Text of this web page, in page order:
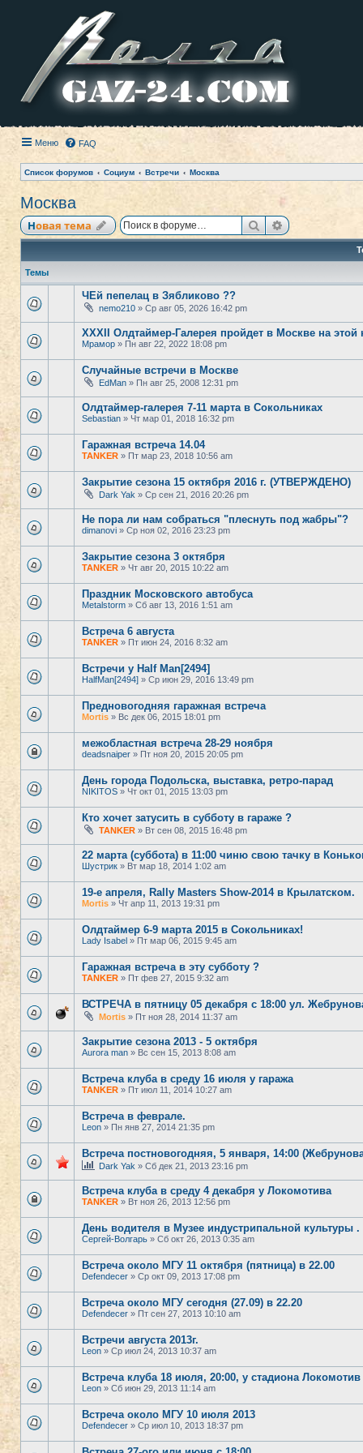
Меню FAQ
Список форумов Социум Встречи Москва
Москва
Новая тема ПоискРасширенный
Темы
ЧЕй пепелац в Зябликово ??
nemo210 » Ср авг 05, 2026 16:42 pm
XXXII Олдтаймер-Галерея пройдет в Москве на этой
Мрамор » Пн авг 22, 2022 18:08 pm
Случайные встречи в Москве
EdMan » Пн авг 25, 2008 12:31 pm
Олдтаймер-галерея 7-11 марта в Сокольниках
Sebastian » Чт мар 01, 2018 16:32 pm
Гаражная встреча 14.04
TANKER » Пт мар 23, 2018 10:56 am
Закрытие сезона 15 октября 2016 г. (УТВЕРЖДЕНО)
Dark Yak » Ср сен 21, 2016 20:26 pm
Не пора ли нам собраться "плеснуть под жабры"?
dimanovi » Ср ноя 02, 2016 23:23 pm
Закрытие сезона 3 октября
TANKER » Чт авг 20, 2015 10:22 am
Праздник Московского автобуса
Metalstorm » Сб авг 13, 2016 1:51 am
Встреча 6 августа
TANKER » Пт июн 24, 2016 8:32 am
Встречи у Half Man[2494]
HalfMan[2494] » Ср июн 29, 2016 13:49 pm
Предновогодняя гаражная встреча
Mortis » Вс дек 06, 2015 18:01 pm
межобластная встреча 28-29 ноября
deadsnaiper » Пт ноя 20, 2015 20:05 pm
День города Подольска, выставка, ретро-парад
NIKITOS » Чт окт 01, 2015 13:03 pm
Кто хочет затусить в субботу в гараже ?
TANKER » Вт сен 08, 2015 16:48 pm
22 марта (суббота) в 11:00 чиню свою тачку в
Шустрик » Вт мар 18, 2014 1:02 am
19-е апреля, Rally Masters Show-2014 в Крылатском.
Mortis » Чт апр 11, 2013 19:31 pm
Олдтаймер 6-9 марта 2015 в Сокольниках!
Lady Isabel » Пт мар 06, 2015 9:45 am
Гаражная встреча в эту субботу ?
TANKER » Пт фев 27, 2015 9:32 am
ВСТРЕЧА в пятницу 05 декабря с 18:00 ул.
Mortis » Пт ноя 28, 2014 11:37 am
Закрытие сезона 2013 - 5 октября
Aurora man » Вс сен 15, 2013 8:08 am
Встреча клуба в среду 16 июля у гаража
TANKER » Пт июл 11, 2014 10:27 am
Встреча в феврале.
Leon » Пн янв 27, 2014 21:35 pm
Встреча постновогодняя, 5 января, 14:00
Dark Yak » Сб дек 21, 2013 23:16 pm
Встреча клуба в среду 4 декабря у Локомотива
TANKER » Вт ноя 26, 2013 12:56 pm
День водителя в Музее индустрипальной культуры .
Сергей-Волгарь » Сб окт 26, 2013 0:35 am
Встреча около МГУ 11 октября (пятница) в 22.00
Defendecer » Ср окт 09, 2013 17:08 pm
Встреча около МГУ сегодня (27.09) в 22.20
Defendecer » Пт сен 27, 2013 10:10 am
Встречи августа 2013г.
Leon » Ср июл 24, 2013 10:37 am
Встреча клуба 18 июля, 20:00, у стадиона Локомотив
Leon » Сб июн 29, 2013 11:14 am
Встреча около МГУ 10 июля 2013
Defendecer » Ср июл 10, 2013 18:37 pm